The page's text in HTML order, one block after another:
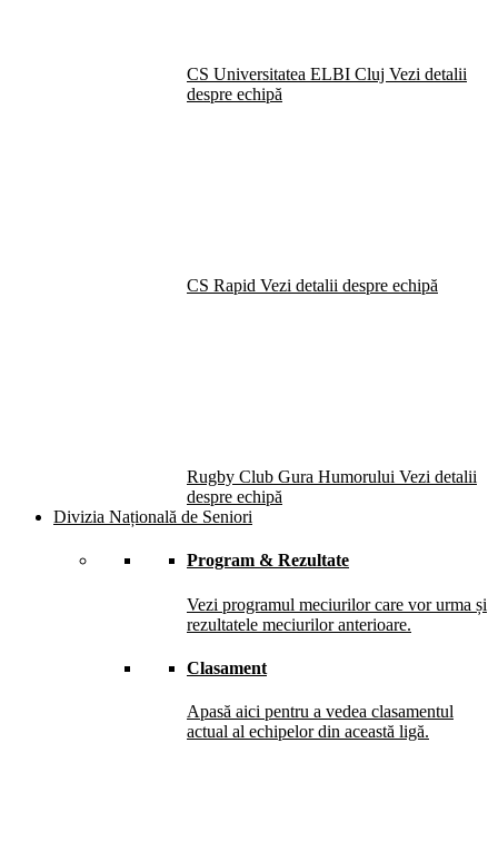
CS Universitatea ELBI Cluj Vezi detalii
despre echipă
CS Rapid Vezi detalii despre echipă
Rugby Club Gura Humorului Vezi detalii
despre echipă
Divizia Națională de Seniori
Program & Rezultate
Vezi programul meciurilor care vor urma și
rezultatele meciurilor anterioare.
Clasament
Apasă aici pentru a vedea clasamentul
actual al echipelor din această ligă.